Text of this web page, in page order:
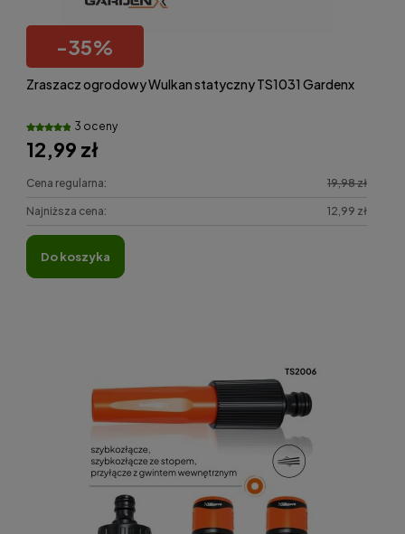
-35%
Zraszacz ogrodowy Wulkan statyczny TS1031 Gardenx
3 oceny
12,99 zł
Cena regularna: 19,98 zł
Najniższa cena: 12,99 zł
do koszyka